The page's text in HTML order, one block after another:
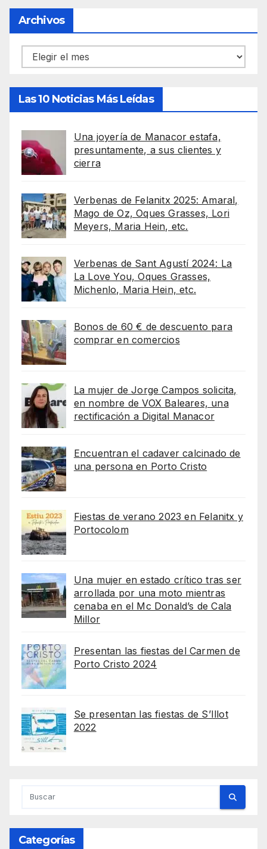
Archivos
Archivos
Las 10 Noticias Más Leídas
Una joyería de Manacor estafa,
presuntamente, a sus clientes y
cierra
Verbenas de Felanitx 2025: Amaral,
Mago de Oz, Oques Grasses, Lori
Meyers, Maria Hein, etc.
Verbenas de Sant Agustí 2024: La
La Love You, Oques Grasses,
Michenlo, Maria Hein, etc.
Bonos de 60 € de descuento para
comprar en comercios
La mujer de Jorge Campos solicita,
en nombre de VOX Baleares, una
rectificación a Digital Manacor
Encuentran el cadaver calcinado de
una persona en Porto Cristo
Fiestas de verano 2023 en Felanitx y
Portocolom
Una mujer en estado crítico tras ser
arrollada por una moto mientras
cenaba en el Mc Donald’s de Cala
Millor
Presentan las fiestas del Carmen de
Porto Cristo 2024
Se presentan las fiestas de S’Illot
2022
Categorías